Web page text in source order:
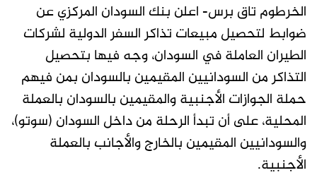
الخرطوم تاق برس- اعلن بنك السودان المركزي عن
ضوابط لتحصيل مبيعات تذاكر السفر الدولية لشركات
الطيران العاملة في السودان، وجه فيها بتحصيل
التذاكر من السودانيين المقيمين بالسودان بمن فيهم
حملة الجوازات الأجنبية والمقيمين بالسودان بالعملة
المحلية، على أن تبدأ الرحلة من داخل السودان (سوتو)،
والسودانيين المقيمين بالخارج والأجانب بالعملة
الأجنبية.